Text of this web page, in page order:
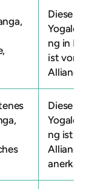
Diese
ng in
ist von
Diese
ng ist
Alliance